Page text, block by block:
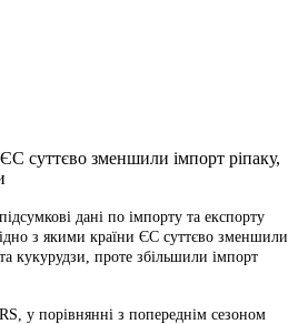
дані по імпорту та експорту
з якими країни ЄС суттєво зменшили
кукурудзи, проте збільшили імпорт
у порівнянні з попереднім сезоном